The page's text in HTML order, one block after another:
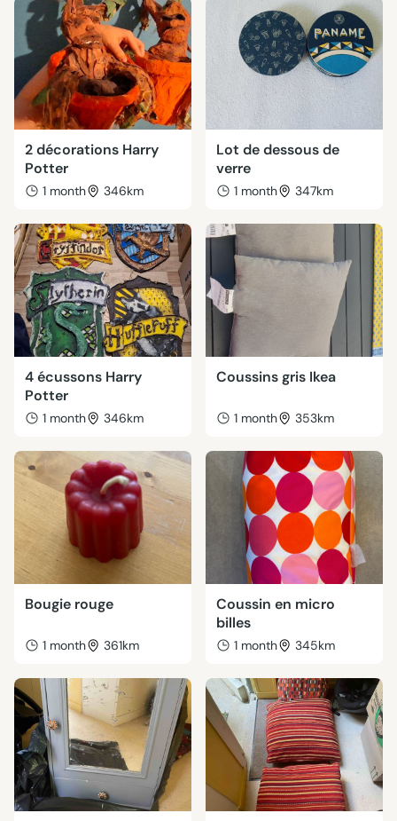
2 décorations Harry
Potter
1 month 346km
Lot de dessous de
verre
1 month 347km
4 écussons Harry
Potter
1 month 346km
Coussins gris Ikea
1 month 353km
Bougie rouge
1 month 361km
Coussin en micro
billes
1 month 345km